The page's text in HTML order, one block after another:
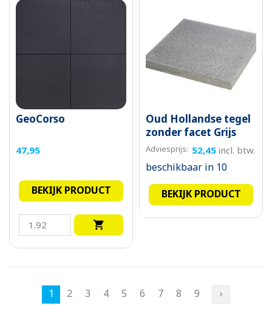
GeoCorso
47,95
BEKIJK PRODUCT

Oud Hollandse tegel
zonder facet Grijs
Adviesprijs: 52,45 incl. btw.
beschikbaar in 10
maten
BEKIJK PRODUCT
1 2 3 4 5 6 7 8 9 ›